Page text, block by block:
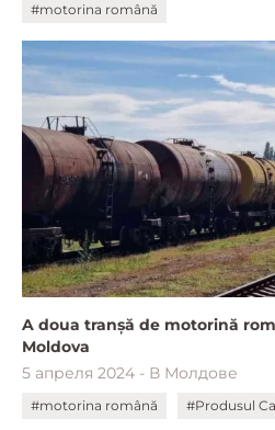
#motorina română
A doua tranșă de motorină
Moldova
5 апреля 2024 - В Молдове
#motorina română #Produsul